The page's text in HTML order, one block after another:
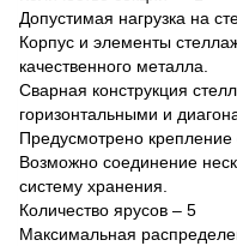
Допустимая нагрузка на
Корпус и элементы
качественного металла.
Сварная конструкция
горизонтальными и
Предусмотрено крепление
Возможно соединение
систему хранения.
Количество ярусов – 5
Максимальная